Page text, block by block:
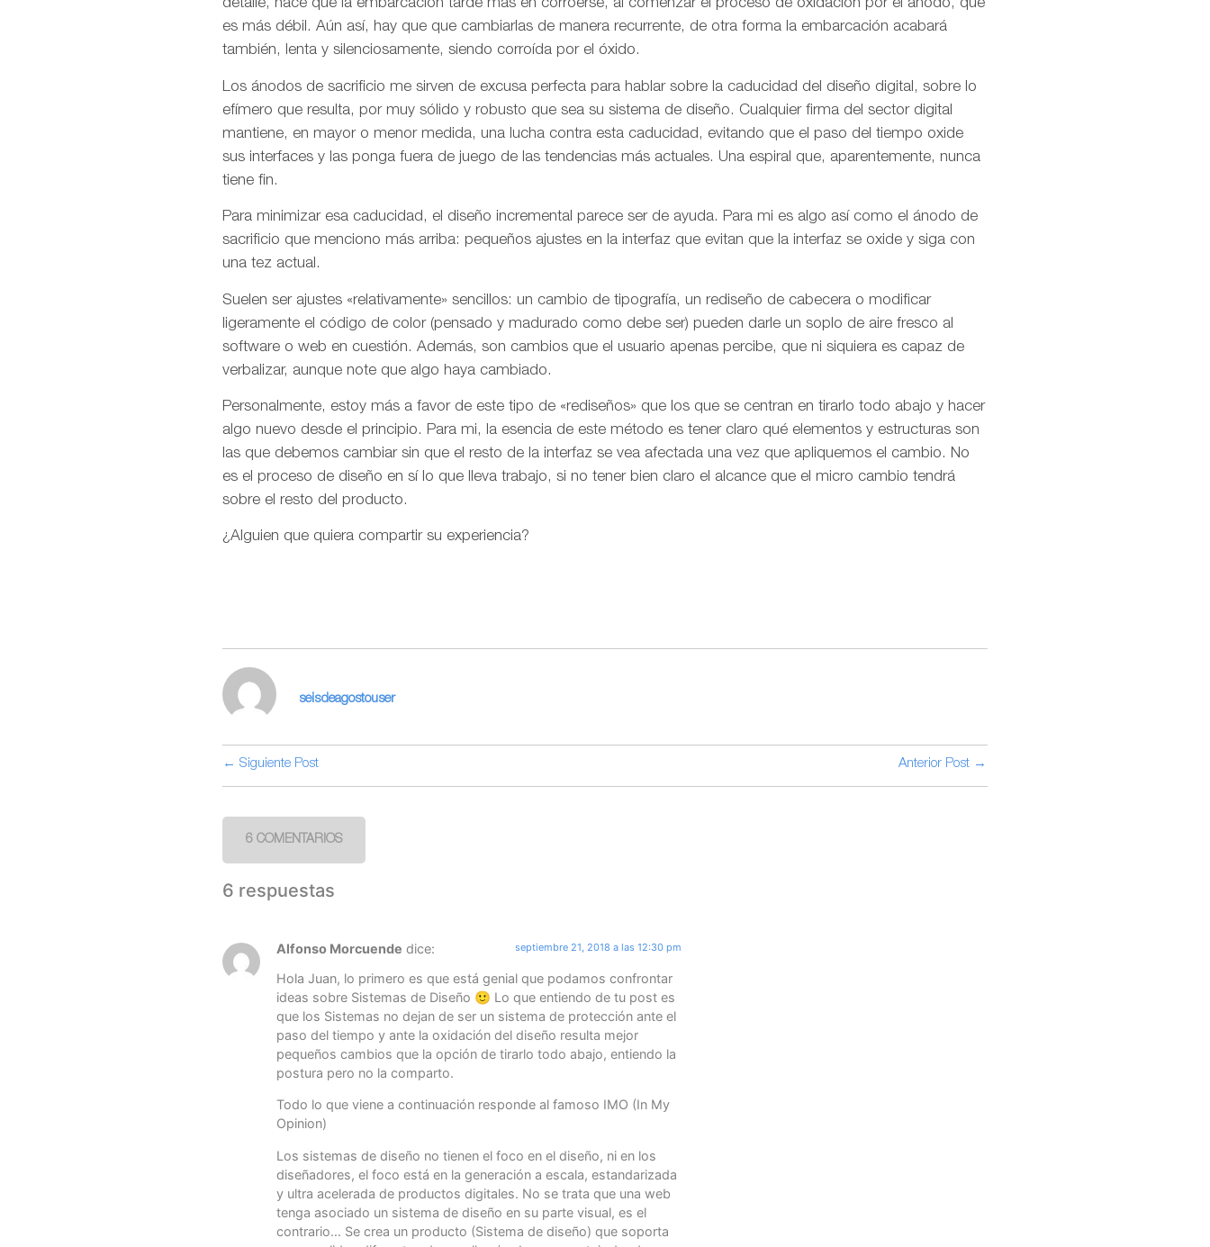
detalle, hace que la embarcación tarde más en corroerse, al comenzar el proceso de oxidación por el ánodo, que
es más débil. Aún así, hay que que cambiarlas de manera recurrente, de otra forma la embarcación acabará
también, lenta y silenciosamente, siendo corroída por el óxido.
Los ánodos de sacrificio me sirven de excusa perfecta para hablar sobre la caducidad del diseño digital, sobre lo
efímero que resulta, por muy sólido y robusto que sea su sistema de diseño. Cualquier firma del sector digital
mantiene, en mayor o menor medida, una lucha contra esta caducidad, evitando que el paso del tiempo oxide
sus interfaces y las ponga fuera de juego de las tendencias más actuales. Una espiral que, aparentemente, nunca
tiene fin.
Para minimizar esa caducidad, el diseño incremental parece ser de ayuda. Para mi es algo así como el ánodo de
sacrificio que menciono más arriba: pequeños ajustes en la interfaz que evitan que la interfaz se oxide y siga con
una tez actual.
Suelen ser ajustes «relativamente» sencillos: un cambio de tipografía, un rediseño de cabecera o modificar
ligeramente el código de color (pensado y madurado como debe ser) pueden darle un soplo de aire fresco al
software o web en cuestión. Además, son cambios que el usuario apenas percibe, que ni siquiera es capaz de
verbalizar, aunque note que algo haya cambiado.
Personalmente, estoy más a favor de este tipo de «rediseños» que los que se centran en tirarlo todo abajo y hacer
algo nuevo desde el principio. Para mi, la esencia de este método es tener claro qué elementos y estructuras son
las que debemos cambiar sin que el resto de la interfaz se vea afectada una vez que apliquemos el cambio. No
es el proceso de diseño en sí lo que lleva trabajo, si no tener bien claro el alcance que el micro cambio tendrá
sobre el resto del producto.
¿Alguien que quiera compartir su experiencia?
seisdeagostouser
← Siguiente Post Anterior Post →
6 COMENTARIOS
6 respuestas
Alfonso Morcuende dice: septiembre 21, 2018 a las 12:30 pm
Hola Juan, lo primero es que está genial que podamos confrontar
ideas sobre Sistemas de Diseño 🙂 Lo que entiendo de tu post es
que los Sistemas no dejan de ser un sistema de protección ante el
paso del tiempo y ante la oxidación del diseño resulta mejor
pequeños cambios que la opción de tirarlo todo abajo, entiendo la
postura pero no la comparto.
Todo lo que viene a continuación responde al famoso IMO (In My
Opinion)
Los sistemas de diseño no tienen el foco en el diseño, ni en los
diseñadores, el foco está en la generación a escala, estandarizada
y ultra acelerada de productos digitales. No se trata que una web
tenga asociado un sistema de diseño en su parte visual, es el
contrario… Se crea un producto (Sistema de diseño) que soporta